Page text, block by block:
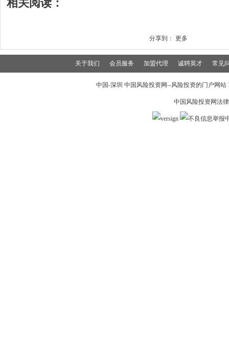
相关阅读：
分享到： 更多
关于我们 会员服务 加盟代理 诚聘英才 常见
中国-深圳 中国风险投资网--风险投资的门户网
中国风险投资网法